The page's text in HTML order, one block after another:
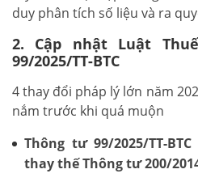
duy phân tích số liệu và ra
2. Cập nhật Luật
99/2025/TT-BTC
4 thay đổi pháp lý lớn năm
nắm trước khi quá muộn
Thông tư 99/2025/TT-
thay thế Thông tư 200/